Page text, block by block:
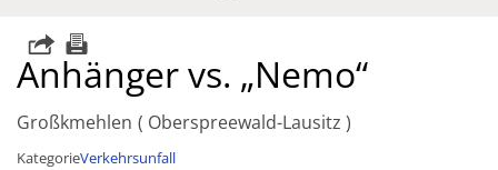
Anhänger vs. „Nemo“
Großkmehlen Oberspreewald-Lausitz
KategorieVerkehrsunfall